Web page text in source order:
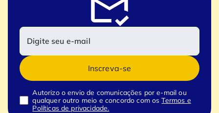
Inscreva-se
Autorizo o envio de comunicações por e-mail ou
qualquer outro meio e concordo com osTermos e
Políticas de privacidade.